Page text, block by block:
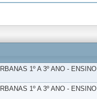
1º A 3º ANO - ENSINO
1º A 3º ANO - ENSINO